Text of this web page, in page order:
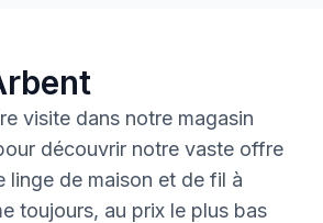
visite dans notre magasin
découvrir notre vaste offre
linge de maison et de fil à
toujours, au prix le plus bas